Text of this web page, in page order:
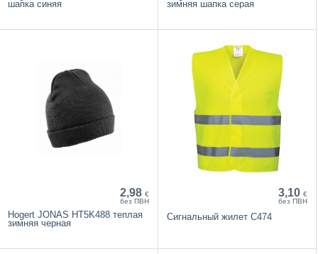
шапка синяя
зимняя шапка серая
2,98 €
без ПВН
Hogert JONAS HT5K488 теплая
зимняя черная
3,10 €
без ПВН
Сигнальный жилет C474